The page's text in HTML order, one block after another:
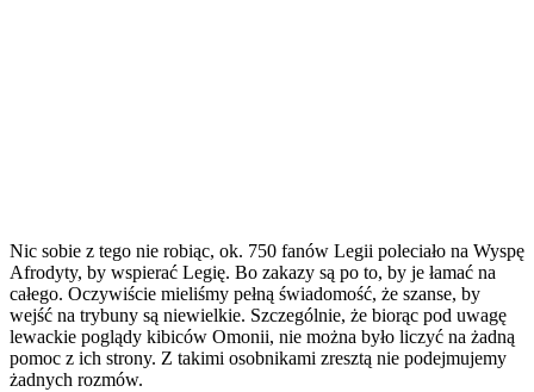
Nic sobie z tego nie robiąc, ok. 750 fanów Legii poleciało na Wyspę
Afrodyty, by wspierać Legię. Bo zakazy są po to, by je łamać na
całego. Oczywiście mieliśmy pełną świadomość, że szanse, by
wejść na trybuny są niewielkie. Szczególnie, że biorąc pod uwagę
lewackie poglądy kibiców Omonii, nie można było liczyć na żadną
pomoc z ich strony. Z takimi osobnikami zresztą nie podejmujemy
żadnych rozmów.